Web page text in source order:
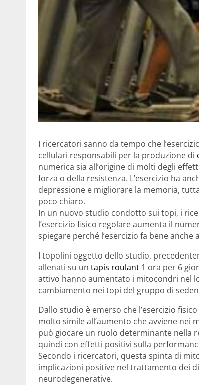
I ricercatori sanno da tempo che
cellulari responsabili per la produzione di
numerica sia all’origine di molti degli
forza o della resistenza. L’esercizio ha
depressione e migliorare la memoria,
poco chiaro.
In un nuovo studio condotto sui topi, i
l’esercizio fisico regolare aumenta il
spiegare perché l’esercizio fa bene anche
I topolini oggetto dello studio,
allenati su un tapis roulant 1 ora per 6
attivo hanno aumentato i mitocondri nel
cambiamento nei topi del gruppo di
Dallo studio è emerso che l’esercizio
molto simile all’aumento che avviene nei
può giocare un ruolo determinante nella
quindi con effetti positivi sulla
Secondo i ricercatori, questa spinta di
implicazioni positive nel trattamento dei
neurodegenerative.